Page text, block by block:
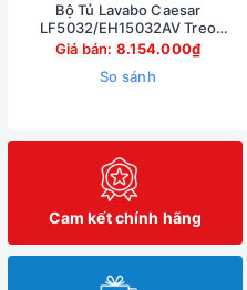
Bộ Tủ Lavabo Caesar
LF5032/EH15032AV Treo
Tường 750x500mm
Giá bán: 8.154.000₫
So sánh
Cam kết chính hãng